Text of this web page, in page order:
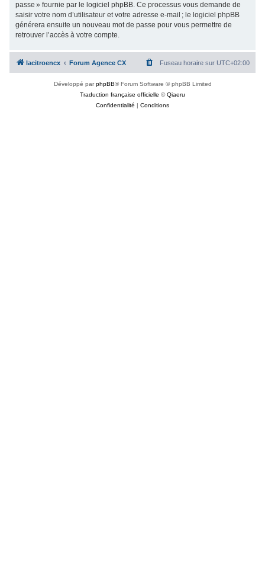
passe » fournie par le logiciel phpBB. Ce processus vous demande de
saisir votre nom d’utilisateur et votre adresse e-mail ; le logiciel phpBB
générera ensuite un nouveau mot de passe pour vous permettre de
retrouver l’accès à votre compte.
lacitroencx Forum Agence CX Fuseau horaire sur UTC+02:00
Développé parphpBB® Forum Software © phpBB Limited
Traduction française officielle ©Qiaeru
Confidentialité | Conditions